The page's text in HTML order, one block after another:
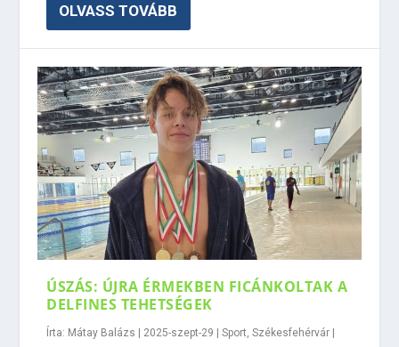
OLVASS TOVÁBB
ÚSZÁS: ÚJRA ÉRMEKBEN FICÁNKOLTAK A
DELFINES TEHETSÉGEK
Írta: Mátay Balázs 2025-szept-29 |Sport,Székesfehérvár